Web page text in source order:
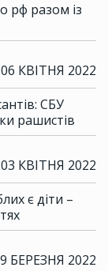
рф разом із
06 КВІТНЯ 2022
СБУ
рашистів
03 КВІТНЯ 2022
є діти –
БЕРЕЗНЯ 2022